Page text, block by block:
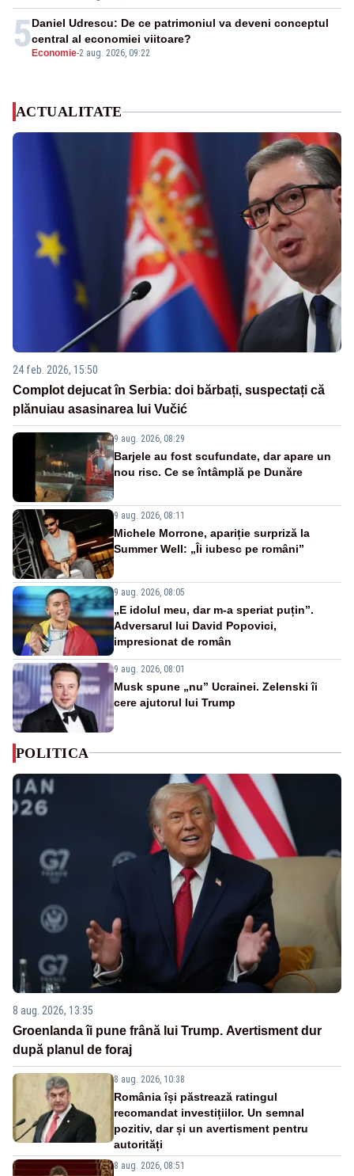
5 Economie-2 aug. 2026, 09:22
Daniel Udrescu: De ce patrimoniul va deveni conceptul
central al economiei viitoare?
ACTUALITATE
24 feb. 2026, 15:50
Complot dejucat în Serbia: doi bărbați, suspectați că
plănuiau asasinarea lui Vučić
9 aug. 2026, 08:29
Barjele au fost scufundate, dar apare un
nou risc. Ce se întâmplă pe Dunăre
9 aug. 2026, 08:11
Michele Morrone, apariție surpriză la
Summer Well: „Îi iubesc pe români”
9 aug. 2026, 08:05
„E idolul meu, dar m-a speriat puțin”.
Adversarul lui David Popovici,
impresionat de român
9 aug. 2026, 08:01
Musk spune „nu” Ucrainei. Zelenski îi
cere ajutorul lui Trump
POLITICA
8 aug. 2026, 13:35
Groenlanda îi pune frână lui Trump. Avertisment dur
după planul de foraj
8 aug. 2026, 10:38
România își păstrează ratingul
recomandat investițiilor. Un semnal
pozitiv, dar și un avertisment pentru
autorități
8 aug. 2026, 08:51